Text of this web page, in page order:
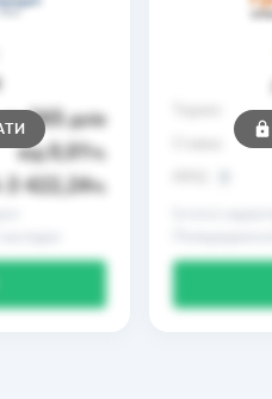
до 365днів
від0,01%
3 422,24%